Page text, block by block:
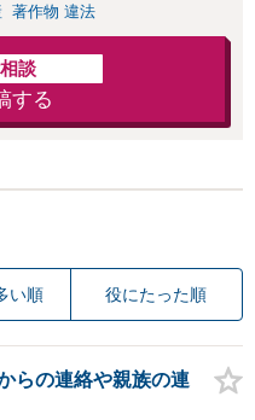
著作物 違法
談
する
い順 役にたった順
らの連絡や親族の連